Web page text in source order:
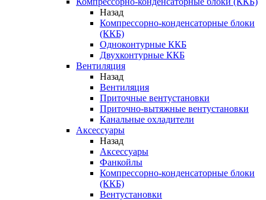
Назад
Компрессорно-конденсаторные блоки
(ККБ)
Одноконтурные ККБ
Двухконтурные ККБ
Вентиляция
Назад
Вентиляция
Приточные вентустановки
Приточно-вытяжные вентустановки
Канальные охладители
Аксессуары
Назад
Аксессуары
Фанкойлы
Компрессорно-конденсаторные блоки
(ККБ)
Вентустановки